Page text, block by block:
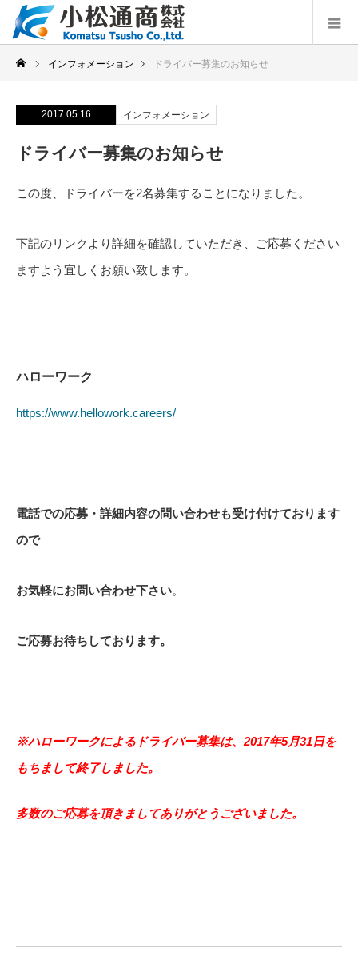
インフォメーション ドライバー募集のお知らせ
2017.05.16 インフォメーション
ドライバー募集のお知らせ
この度、ドライバーを2名募集することになりました。
下記のリンクより詳細を確認していただき、ご応募ください
ますよう宜しくお願い致します。
ハローワーク
https://www.hellowork.careers/
電話での応募・詳細内容の問い合わせも受け付けております
ので
お気軽にお問い合わせ下さい。
ご応募お待ちしております。
※ハローワークによるドライバー募集は、2017年5月31日を
もちまして終了しました。
多数のご応募を頂きましてありがとうございました。